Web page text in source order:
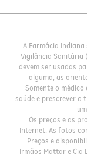
A Farmácia
Vigilância Sanitária
devem ser usadas
alguma, as
Somente o
saúde e prescrever o
Os preços e as
Internet. As fotos
Preços e
Irmãos Mattar e Cia